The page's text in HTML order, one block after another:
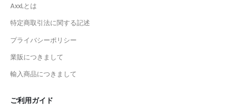
AxxLとは
特定商取引法に関する記述
プライバシーポリシー
業販につきまして
輸入商品につきまして
ご利用ガイド